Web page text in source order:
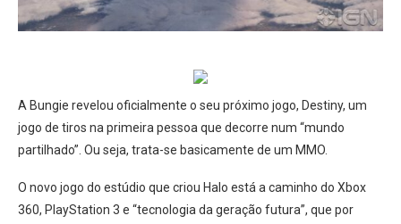
A Bungie revelou oficialmente o seu próximo jogo, Destiny, um
jogo de tiros na primeira pessoa que decorre num “mundo
partilhado”. Ou seja, trata-se basicamente de um MMO.
O novo jogo do estúdio que criou Halo está a caminho do Xbox
360, PlayStation 3 e “tecnologia da geração futura”, que por